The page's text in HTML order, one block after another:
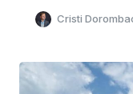
Cristi